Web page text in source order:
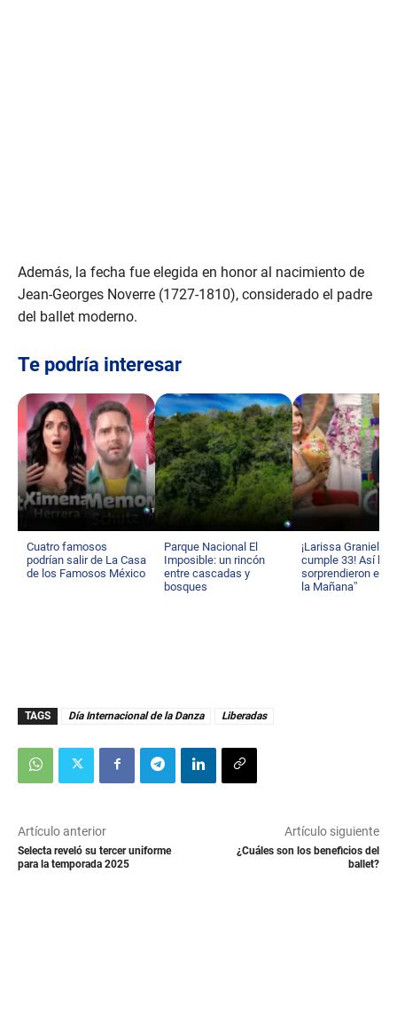
Además, la fecha fue elegida en honor al nacimiento de
Jean-Georges Noverre (1727-1810), considerado el padre
del ballet moderno.
Te podría interesar
Cuatro famosos
podrían salir de La Casa
de los Famosos México
Parque Nacional El
Imposible: un rincón
entre cascadas y
bosques
¡Larissa Graniello
cumple 33! Así la
sorprendieron en
la Mañana”
TAGS Día Internacional de la Danza Liberadas
Artículo anterior
Selecta reveló su tercer uniforme
para la temporada 2025
Artículo siguiente
¿Cuáles son los beneficios del
ballet?